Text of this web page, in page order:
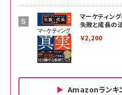
マーケティン
失敗と成長の
￥2,200
Amazonランキ